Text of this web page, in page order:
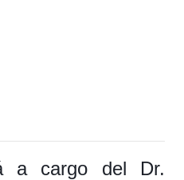
a cargo del Dr.